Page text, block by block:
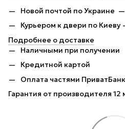
Новой почтой по Украине —
Курьером к двери по Киеву
Подробнее о доставке
Наличными при получении
Кредитной картой
Оплата частями
Гарантия от производителя 12